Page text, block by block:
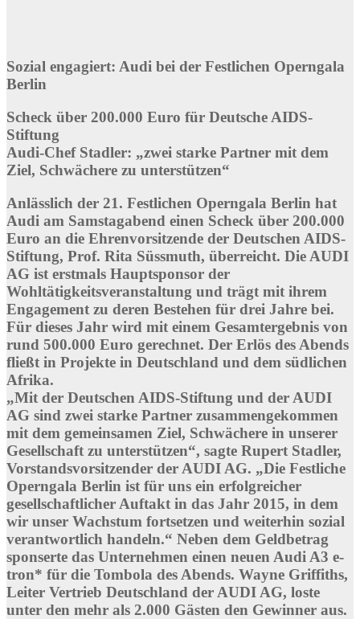
Sozial engagiert: Audi bei der Festlichen Operngala
Berlin
Scheck über 200.000 Euro für Deutsche AIDS-
Stiftung
Audi-Chef Stadler: „zwei starke Partner mit dem
Ziel, Schwächere zu unterstützen“
Anlässlich der 21. Festlichen Operngala Berlin hat
Audi am Samstagabend einen Scheck über 200.000
Euro an die Ehrenvorsitzende der Deutschen AIDS-
Stiftung, Prof. Rita Süssmuth, überreicht. Die AUDI
AG ist erstmals Hauptsponsor der
Wohltätigkeitsveranstaltung und trägt mit ihrem
Engagement zu deren Bestehen für drei Jahre bei.
Für dieses Jahr wird mit einem Gesamtergebnis von
rund 500.000 Euro gerechnet. Der Erlös des Abends
fließt in Projekte in Deutschland und dem südlichen
Afrika.
„Mit der Deutschen AIDS-Stiftung und der AUDI
AG sind zwei starke Partner zusammengekommen
mit dem gemeinsamen Ziel, Schwächere in unserer
Gesellschaft zu unterstützen“, sagte Rupert Stadler,
Vorstandsvorsitzender der AUDI AG. „Die Festliche
Operngala Berlin ist für uns ein erfolgreicher
gesellschaftlicher Auftakt in das Jahr 2015, in dem
wir unser Wachstum fortsetzen und weiterhin sozial
verantwortlich handeln.“ Neben dem Geldbetrag
sponserte das Unternehmen einen neuen Audi A3 e-
tron* für die Tombola des Abends. Wayne Griffiths,
Leiter Vertrieb Deutschland der AUDI AG, loste
unter den mehr als 2.000 Gästen den Gewinner aus.